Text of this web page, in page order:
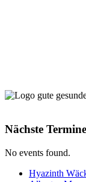
Nächste Termine
No events found.
Hyazinth